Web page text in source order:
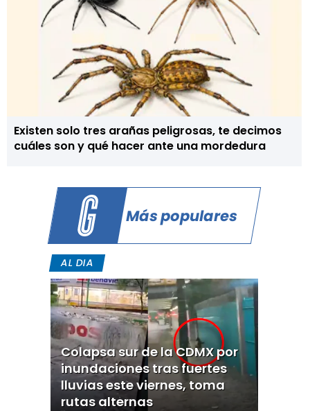
Existen solo tres arañas peligrosas, te decimos
cuáles son y qué hacer ante una mordedura
Más populares
AL DIA
Colapsa sur de la CDMX por
inundaciones tras fuertes
lluvias este viernes, toma
rutas alternas